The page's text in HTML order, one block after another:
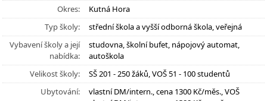
Okres:
Kutná Hora
Typ školy:
střední škola a vyšší odborná škola, veřejná
Vybavení školy a její
nabídka:
studovna, školní bufet, nápojový automat,
autoškola
Velikost školy:
SŠ 201 - 250 žáků, VOŠ 51 - 100 studentů
Ubytování:
vlastní DM/intern., cena 1300 Kč/měs., VOŠ